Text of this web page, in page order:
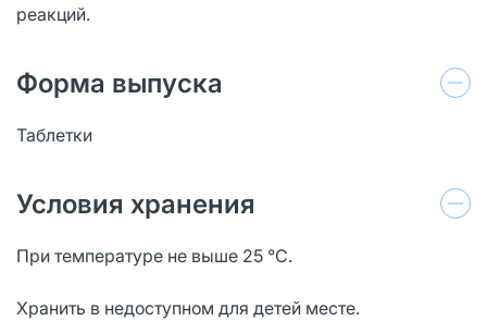
реакций.
Форма выпуска
Таблетки
Условия хранения
При температуре не выше 25 °С.
Хранить в недоступном для детей месте.